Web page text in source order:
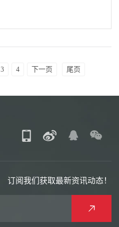
3 4 下一页 尾页
订阅我们获取最新资讯动态！